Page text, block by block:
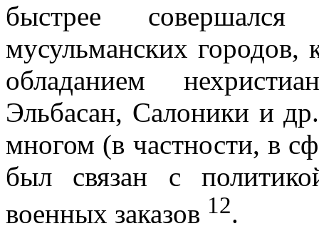
быстрее
мусульманских городов,
обладанием
Эльбасан, Сало­ники и
многом (в частности, в
был связан с
военных заказов 12.